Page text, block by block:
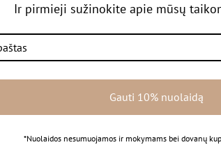
Ir pirmieji sužinokite apie mūsų
Gauti 10% nuolaidą
*Nuolaidos nesumuojamos ir mokymams bei dovanų